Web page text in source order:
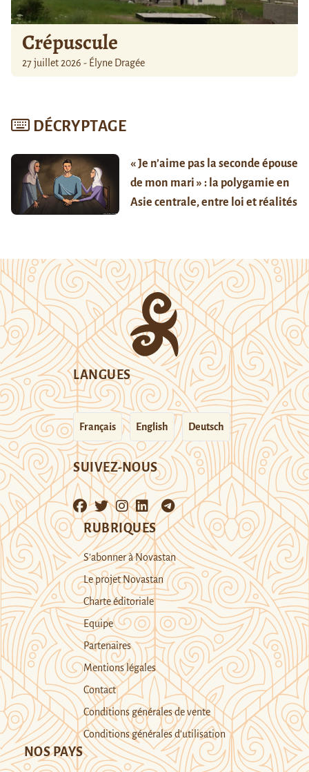
Crépuscule
27 juillet 2026 - Élyne Dragée
DÉCRYPTAGE
« Je n’aime pas la seconde épouse
de mon mari » : la polygamie en
Asie centrale, entre loi et réalités
LANGUES
Français English Deutsch
SUIVEZ-NOUS
RUBRIQUES
S’abonner à Novastan
Le projet Novastan
Charte éditoriale
Equipe
Partenaires
Mentions légales
Contact
Conditions générales de vente
Conditions générales d’utilisation
NOS PAYS